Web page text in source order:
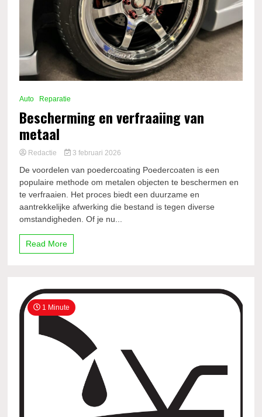
Auto Reparatie
Bescherming en verfraaiing van
metaal
Redactie 3 februari 2026
De voordelen van poedercoating Poedercoaten is een
populaire methode om metalen objecten te beschermen en
te verfraaien. Het proces biedt een duurzame en
aantrekkelijke afwerking die bestand is tegen diverse
omstandigheden. Of je nu...
Read More
1 Minute